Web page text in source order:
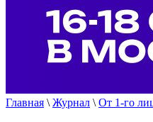
Главная \ Журнал \ От 1-го